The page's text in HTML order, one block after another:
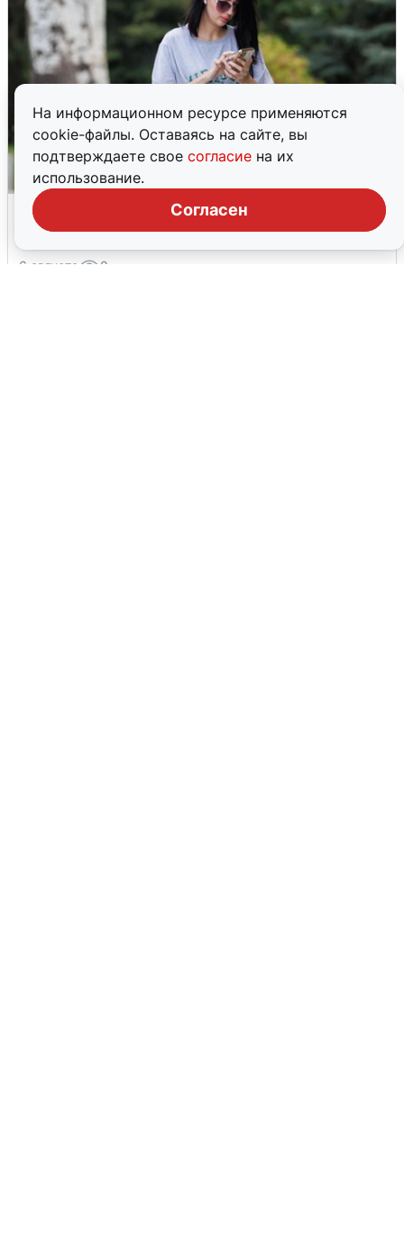
На информационном ресурсе применяются
cookie-файлы. Оставаясь на сайте, вы
подтверждаете свое согласие на их
использование.
Согласен
Волгоградцы остались без
мобильного интернета
6 августа 0